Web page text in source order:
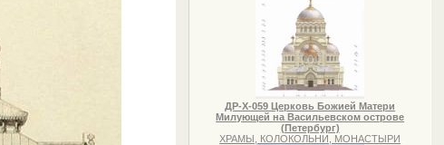
ДР-Х-059 Церковь Божией Матери
Милующей на Васильевском острове
(Петербург)
ХРАМЫ, КОЛОКОЛЬНИ, МОНАСТЫРИ